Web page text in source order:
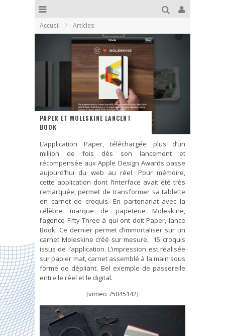
Accueil Articles
PAPER ET MOLESKINE LANCENT
BOOK
L’application Paper, téléchargée plus d’un
million de fois dès son lancement et
récompensée aux Apple Design Awards passe
aujourd’hui du web au réel. Pour mémoire,
cette application dont l’interface avait été très
remarquée, permet de transformer sa tablette
en carnet de croquis. En partenariat avec la
célèbre marque de papeterie Moleskine,
l’agence Fifty-Three à qui ont doit Paper, lance
Book. Ce dernier permet d’immortaliser sur un
carnet Moleskine créé sur mesure, 15 croquis
issus de l’application. L’impression est réalisée
sur papier mat, carnet assemblé à la main sous
forme de dépliant. Bel exemple de passerelle
entre le réel et le digital.
[vimeo 75045142]